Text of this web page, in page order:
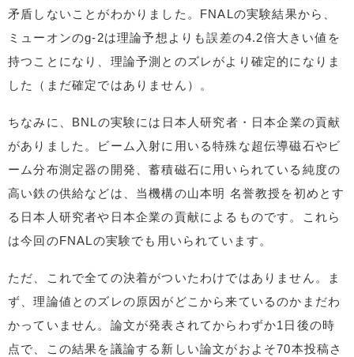
矛盾しないことがわかりました。FNALの実験結果から、
ミューオンのg-2は理論予想よりも誤差の4.2倍大きい値を
持つことになり、理論予測とのズレがより確定的になりま
した（まだ確定ではありません）。
ちなみに、BNLの実験には日本人研究者・日本企業の貢献
がありました。ビーム入射に用いる特殊な超伝導磁石やビ
ーム分布測定器の開発、蓄積磁石に用いられている純度の
高い鉄の供給などは、当機構の山本明 名誉教授を初めとす
る日本人研究者や日本企業の貢献によるものです。これら
は今回のFNALの実験でも用いられています。
ただ、これで全ての決着がついたわけではありません。ま
ず、理論値とのズレの原因がどこから来ているのかまだわ
かっていません。論文が発表されてからわずか1日後の時
点で、この結果を議論する新しい論文がおよそ70本投稿さ